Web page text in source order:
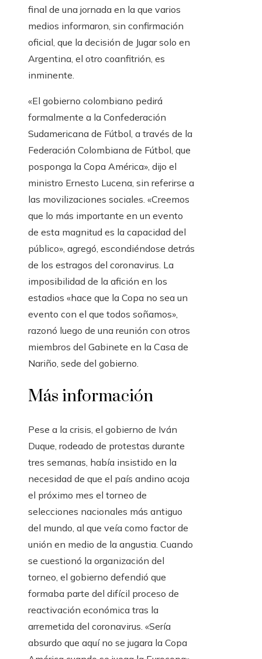
final de una jornada en la que varios
medios informaron, sin confirmación
oficial, que la decisión de Jugar solo en
Argentina, el otro coanfitrión, es
inminente.
«El gobierno colombiano pedirá
formalmente a la Confederación
Sudamericana de Fútbol, ​​a través de la
Federación Colombiana de Fútbol, ​​que
posponga la Copa América», dijo el
ministro Ernesto Lucena, sin referirse a
las movilizaciones sociales. «Creemos
que lo más importante en un evento
de esta magnitud es la capacidad del
público», agregó, escondiéndose detrás
de los estragos del coronavirus. La
imposibilidad de la afición en los
estadios «hace que la Copa no sea un
evento con el que todos soñamos»,
razonó luego de una reunión con otros
miembros del Gabinete en la Casa de
Nariño, sede del gobierno.
Más información
Pese a la crisis, el gobierno de Iván
Duque, rodeado de protestas durante
tres semanas, había insistido en la
necesidad de que el país andino acoja
el próximo mes el torneo de
selecciones nacionales más antiguo
del mundo, al que veía como factor de
unión en medio de la angustia. Cuando
se cuestionó la organización del
torneo, el gobierno defendió que
formaba parte del difícil proceso de
reactivación económica tras la
arremetida del coronavirus. «Sería
absurdo que aquí no se jugara la Copa